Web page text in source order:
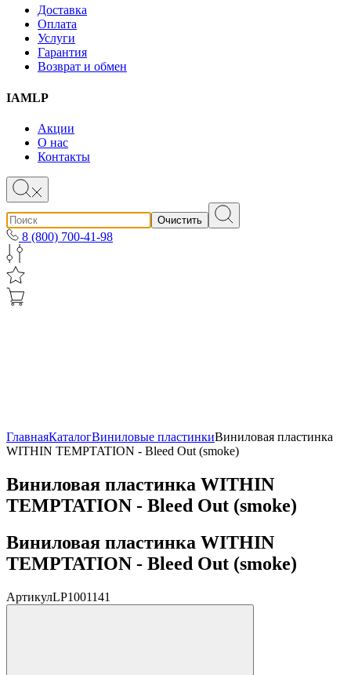
Доставка
Оплата
Услуги
Гарантия
Возврат и обмен
IAMLP
Акции
О нас
Контакты
Очистить
8 (800) 700-41-98
ГлавнаяКаталогВиниловые пластинкиВиниловая пластинка
WITHIN TEMPTATION - Bleed Out (smoke)
Виниловая пластинка WITHIN
TEMPTATION - Bleed Out (smoke)
Виниловая пластинка WITHIN
TEMPTATION - Bleed Out (smoke)
АртикулLP1001141